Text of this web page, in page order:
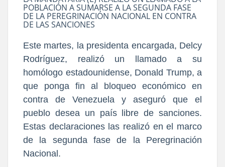
POBLACIÓN A SUMARSE A LA SEGUNDA FASE
DE LA PEREGRINACIÓN NACIONAL EN CONTRA
DE LAS SANCIONES
Este martes, la presidenta encargada, Delcy
Rodríguez, realizó un llamado a su
homólogo estadounidense, Donald Trump, a
que ponga fin al bloqueo económico en
contra de Venezuela y aseguró que el
pueblo desea un país libre de sanciones.
Estas declaraciones las realizó en el marco
de la segunda fase de la Peregrinación
Nacional.